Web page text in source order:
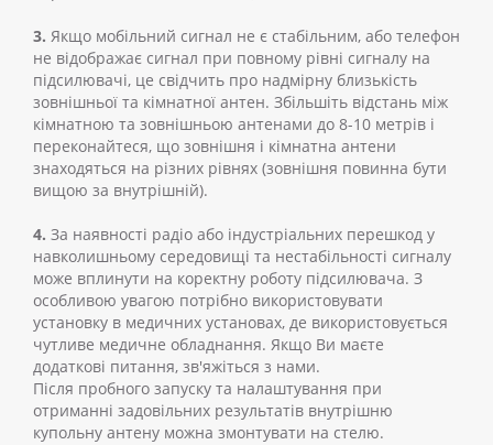
3. Якщо мобільний сигнал не є стабільним, або телефон
не відображає сигнал при повному рівні сигналу на
підсилювачі, це свідчить про надмірну близькість
зовнішньої та кімнатної антен. Збільшіть відстань між
кімнатною та зовнішньою антенами до 8-10 метрів і
переконайтеся, що зовнішня і кімнатна антени
знаходяться на різних рівнях (зовнішня повинна бути
вищою за внутрішній).
4. За наявності радіо або індустріальних перешкод у
навколишньому середовищі та нестабільності сигналу
може вплинути на коректну роботу підсилювача. З
особливою увагою потрібно використовувати
установку в медичних установах, де використовується
чутливе медичне обладнання. Якщо Ви маєте
додаткові питання, зв'яжіться з нами.
Після пробного запуску та налаштування при
отриманні задовільних результатів внутрішню
купольну антену можна змонтувати на стелю.